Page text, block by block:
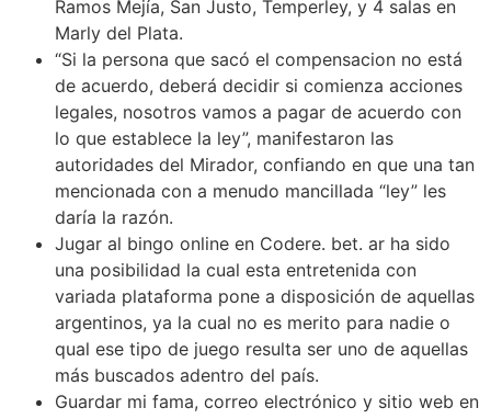
Ramos Mejía, San Justo, Temperley, y 4 salas en
Marly del Plata.
“Si la persona que sacó el compensacion no está
de acuerdo, deberá decidir si comienza acciones
legales, nosotros vamos a pagar de acuerdo con
lo que establece la ley”, manifestaron las
autoridades del Mirador, confiando en que una tan
mencionada con a menudo mancillada “ley” les
daría la razón.
Jugar al bingo online en Codere. bet. ar ha sido
una posibilidad la cual esta entretenida con
variada plataforma pone a disposición de aquellas
argentinos, ya la cual no es merito para nadie o
qual ese tipo de juego resulta ser uno de aquellas
más buscados adentro del país.
Guardar mi fama, correo electrónico y sitio web en